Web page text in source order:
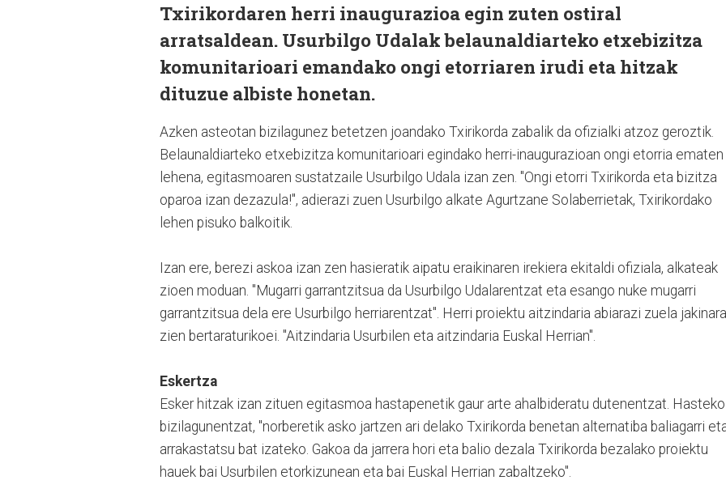
Txirikordaren herri inaugurazioa egin zuten ostiral
arratsaldean. Usurbilgo Udalak belaunaldiarteko etxebizitza
komunitarioari emandako ongi etorriaren irudi eta hitzak
dituzue albiste honetan.
Azken asteotan bizilagunez betetzen joandako Txirikorda zabalik da ofizialki atzoz geroztik.
Belaunaldiarteko etxebizitza komunitarioari egindako herri-inaugurazioan ongi etorria ematen
lehena, egitasmoaren sustatzaile Usurbilgo Udala izan zen. "Ongi etorri Txirikorda eta bizitza
oparoa izan dezazula!", adierazi zuen Usurbilgo alkate Agurtzane Solaberrietak, Txirikordako
lehen pisuko balkoitik.
Izan ere, berezi askoa izan zen hasieratik aipatu eraikinaren irekiera ekitaldi ofiziala, alkateak
zioen moduan. "Mugarri garrantzitsua da Usurbilgo Udalarentzat eta esango nuke mugarri
garrantzitsua dela ere Usurbilgo herriarentzat". Herri proiektu aitzindaria abiarazi zuela
zien bertaraturikoei. "Aitzindaria Usurbilen eta aitzindaria Euskal Herrian".
Eskertza
Esker hitzak izan zituen egitasmoa hastapenetik gaur arte ahalbideratu dutenentzat. Hasteko
bizilagunentzat, "norberetik asko jartzen ari delako Txirikorda benetan alternatiba baliagarri
arrakastatsu bat izateko. Gakoa da jarrera hori eta balio dezala Txirikorda bezalako proiektu
hauek bai Usurbilen etorkizunean eta bai Euskal Herrian zabaltzeko".